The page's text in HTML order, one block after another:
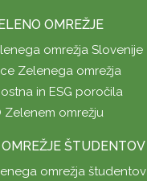
OMREŽJE
omrežja Slovenije
Zelenega omrežja
in ESG poročila
Zelenem omrežju
ŠTUDENTOV
omrežja študentov